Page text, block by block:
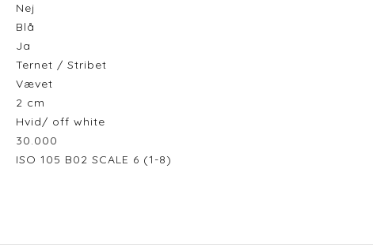
Nej
Blå
Ja
Ternet / Stribet
Vævet
2 cm
Hvid/ off white
30.000
ISO 105 B02 SCALE 6 (1-8)